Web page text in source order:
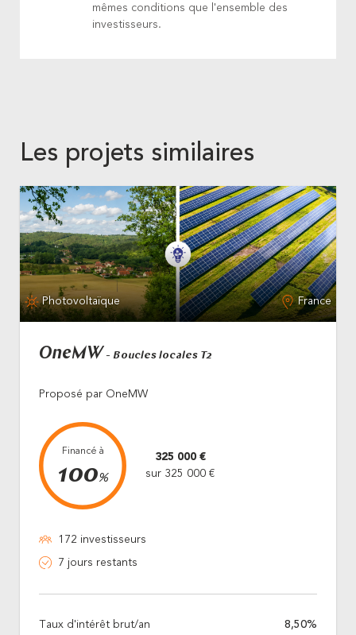
mêmes conditions que l'ensemble des
investisseurs.
Les projets similaires
Photovoltaïque France
OneMW - Boucles locales T2
Proposé par OneMW
Financé à
100%
325 000 €
sur 325 000 €
172 investisseurs
7 jours restants
Taux d'intérêt brut/an 8,50%